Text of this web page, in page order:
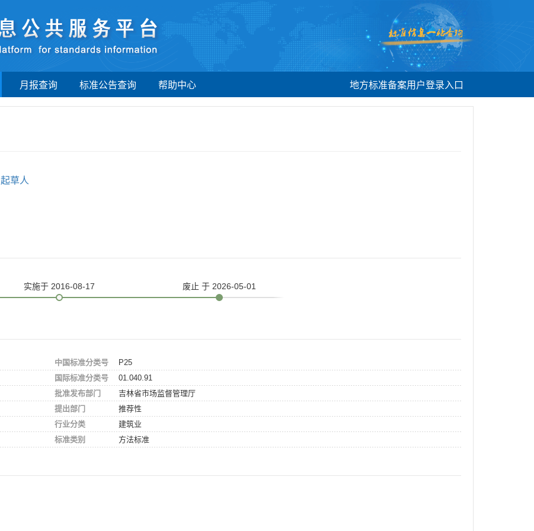
月报查询 标准公告查询 帮助中心 地方标准备案用户登录入口
起草人
实施于 2016-08-17 废止 于 2026-05-01
中国标准分类号
P25
国际标准分类号
01.040.91
批准发布部门
吉林省市场监督管理厅
提出部门
推荐性
行业分类
建筑业
标准类别
方法标准